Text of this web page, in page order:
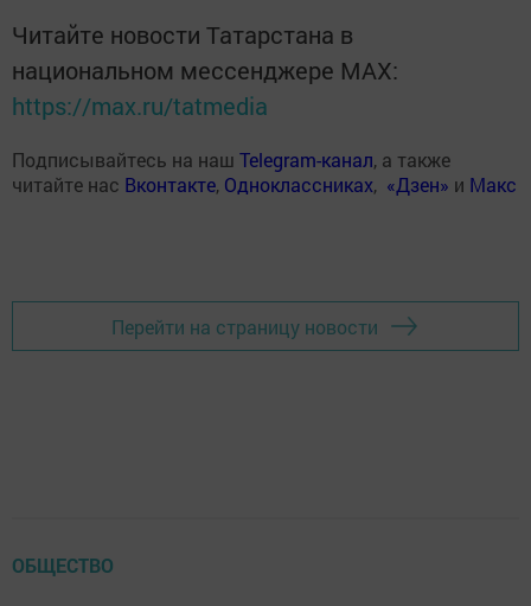
Читайте новости Татарстана в
национальном мессенджере MАХ:
https://max.ru/tatmedia
Подписывайтесь на наш Telegram-канал, а также
читайте нас Вконтакте, Одноклассниках, «Дзен» и Макс
Перейти на страницу новости
ОБЩЕСТВО